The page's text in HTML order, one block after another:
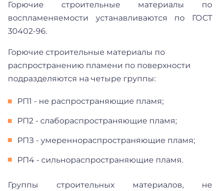
Горючие строительные материалы по
воспламеняемости устанавливаются по ГОСТ
30402-96.
Горючие строительные материалы по
распространению пламени по поверхности
подразделяются на четыре группы:
РП1 - не распространяющие пламя;
РП2 - слабораспространяющие пламя;
РПЗ - умереннораспространяющие пламя;
РП4 - сильнораспространяющие пламя.
Группы строительных материалов, не